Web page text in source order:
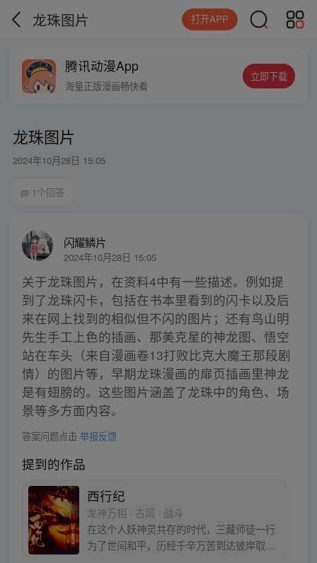
龙珠图片 打开APP
腾讯动漫App
海量正版漫画畅快看
立即下载
龙珠图片
2024年10月28日 15:05
1个回答
闪耀鳞片
2024年10月28日 15:05
关于龙珠图片，在资料4中有一些描述。例如提
到了龙珠闪卡，包括在书本里看到的闪卡以及后
来在网上找到的相似但不闪的图片；还有鸟山明
先生手工上色的插画、那美克星的神龙图、悟空
站在车头（来自漫画卷13打败比克大魔王那段剧
情）的图片等，早期龙珠漫画的扉页插画里神龙
是有翅膀的。这些图片涵盖了龙珠中的角色、场
景等多方面内容。
答案问题点击 举报反馈
提到的作品
西行纪
龙神万相 · 古风 · 战斗
在这个人妖神灵共存的时代，三藏师徒一行
为了世间和平，历经千辛万苦到达彼岸取